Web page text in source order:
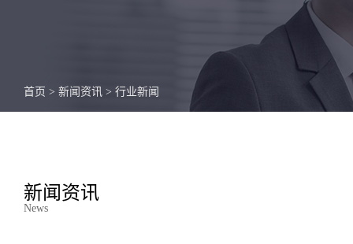
首页 > 新闻资讯 > 行业新闻
新闻资讯
News